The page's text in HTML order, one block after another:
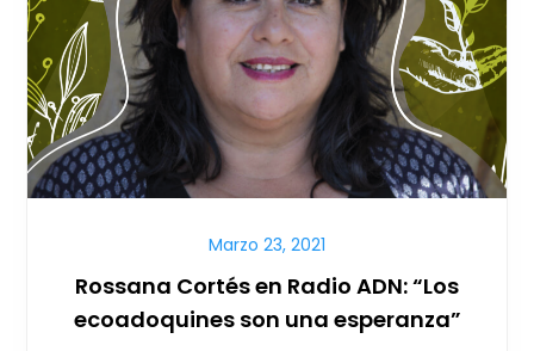
Marzo 23, 2021
Rossana Cortés en Radio ADN: “Los
ecoadoquines son una esperanza”